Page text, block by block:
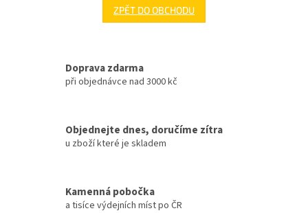
ZPĚT DO OBCHODU
Doprava zdarma
při objednávce nad 3000 kč
Objednejte dnes, doručíme zítra
u zboží které je skladem
Kamenná pobočka
a tisíce výdejních míst po ČR